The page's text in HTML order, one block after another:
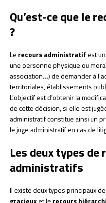
Qu’est-ce que le
?
Le recours administratifest
une personne physique ou
association…) de demander à
territoriales, établissements
L’objectif est d’obtenir la
de cette décision, si elle est
administratif constitue ainsi un
le juge administratif en cas de
Les deux types de
administratifs
Il existe deux types principaux